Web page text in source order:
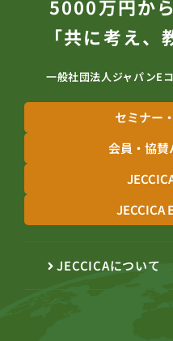
5000万円か
「共に考え、
一般社団法人ジャパンE
セミナー
会員・協
JECCICA
JECCICAについて